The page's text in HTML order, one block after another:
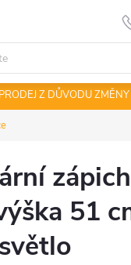
Z DŮVODU
51